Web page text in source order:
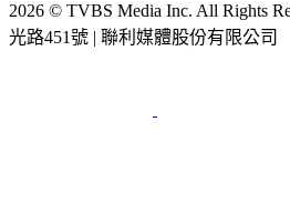
2026 © TVBS Media Inc. All Rights
光路451號 | 聯利媒體股份有限公司